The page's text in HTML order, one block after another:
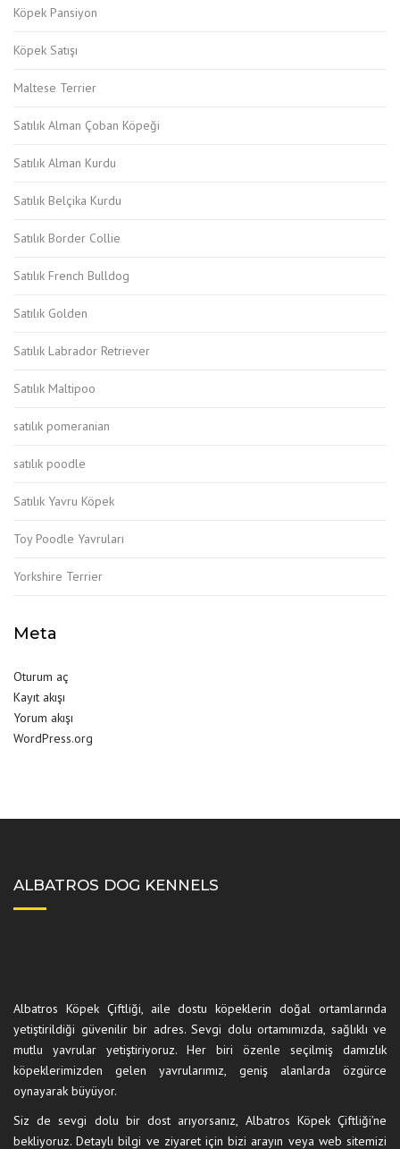
Köpek Pansiyon
Köpek Satışı
Maltese Terrier
Satılık Alman Çoban Köpeği
Satılık Alman Kurdu
Satılık Belçika Kurdu
Satılık Border Collie
Satılık French Bulldog
Satılık Golden
Satılık Labrador Retriever
Satılık Maltipoo
satılık pomeranian
satılık poodle
Satılık Yavru Köpek
Toy Poodle Yavruları
Yorkshire Terrier
Meta
Oturum aç
Kayıt akışı
Yorum akışı
WordPress.org
ALBATROS DOG KENNELS
Albatros Köpek Çiftliği, aile dostu köpeklerin doğal ortamlarında
yetiştirildiği güvenilir bir adres. Sevgi dolu ortamımızda, sağlıklı ve
mutlu yavrular yetiştiriyoruz. Her biri özenle seçilmiş damızlık
köpeklerimizden gelen yavrularımız, geniş alanlarda özgürce
oynayarak büyüyor.
Siz de sevgi dolu bir dost arıyorsanız, Albatros Köpek Çiftliği’ne
bekliyoruz. Detaylı bilgi ve ziyaret için bizi arayın veya web sitemizi